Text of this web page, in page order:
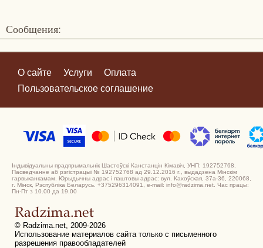
Сообщения:
О сайте Услуги
Оплата
Пользовательское соглашение
Індывідуальны прадпрымальнік Шастоўскі Канстанцін Кімавіч, УНП: 192752768.
Пасведчанне аб рэгістрацыі № 192752768 ад 29.12.2016 г., выдадзена Мінскім
гарвыканкамам. Юрыдычны адрас і паштовы адрас: вул. Кахоўская, 37а-36, 220068,
г. Мінск, Рэспубліка Беларусь. +375296314091, e-mail: info@radzima.net. Час працы:
Пн-Пт з 10.00 да 19.00
© Radzima.net, 2009-2026
Использование материалов сайта только с письменного
разрешения правообладателей